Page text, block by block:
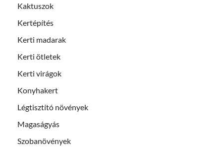
Kaktuszok
Kertépítés
Kerti madarak
Kerti ötletek
Kerti virágok
Konyhakert
Légtisztító növények
Magaságyás
Szobanövények